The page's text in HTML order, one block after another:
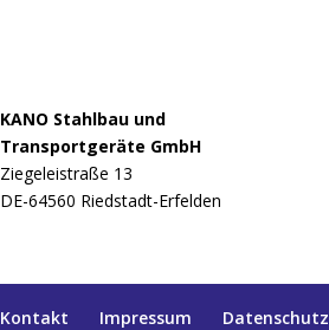
KANO Stahlbau und
Transportgeräte GmbH
Ziegeleistraße 13
DE-64560 Riedstadt-Erfelden
Kontakt Impressum Datenschutz